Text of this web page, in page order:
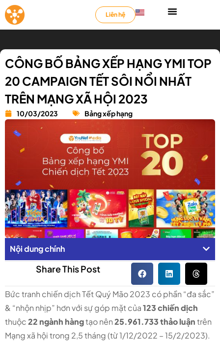
Liên hệ
CÔNG BỐ BẢNG XẾP HẠNG YMI TOP
20 CAMPAIGN TẾT SÔI NỔI NHẤT
TRÊN MẠNG XÃ HỘI 2023
10/03/2023 Bảng xếp hạng
Nội dung chính
Share This Post
Bức tranh chiến dịch Tết Quý Mão 2023 có phần “đa sắc”
& “nhộn nhịp” hơn với sự góp mặt của123 chiến dịch
thuộc22 ngành hàngtạo nên25.961.733 thảo luậntrên
Mạng xã hội trong 2,5 tháng (từ 1/12/2022 – 15/2/2023).